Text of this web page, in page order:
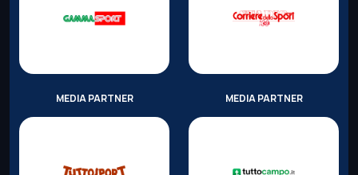
MEDIA PARTNER MEDIA PARTNER